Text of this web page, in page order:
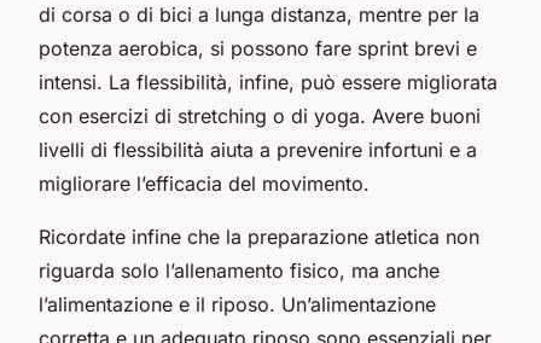
di corsa o di bici a lunga distanza, mentre per la
potenza aerobica, si possono fare sprint brevi e
intensi. La flessibilità, infine, può essere migliorata
con esercizi di stretching o di yoga. Avere buoni
livelli di flessibilità aiuta a prevenire infortuni e a
migliorare l’efficacia del movimento.
Ricordate infine che la preparazione atletica non
riguarda solo l’allenamento fisico, ma anche
l’alimentazione e il riposo. Un’alimentazione
corretta e un adeguato riposo sono essenziali per